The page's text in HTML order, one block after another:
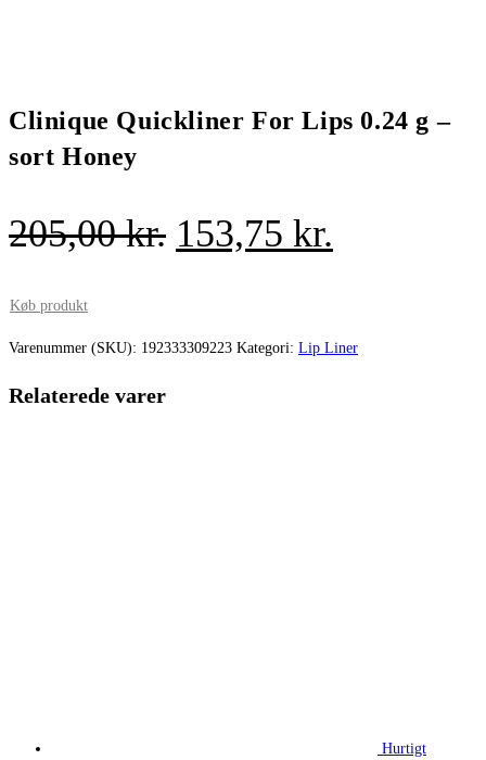
Clinique Quickliner For Lips 0.24 g –
sort Honey
205,00kr. Den
var:
153,75 kr.
er:
Køb produkt
Varenummer (SKU): 192333309223 Kategori: Lip Liner
Relaterede varer
Hurtigt